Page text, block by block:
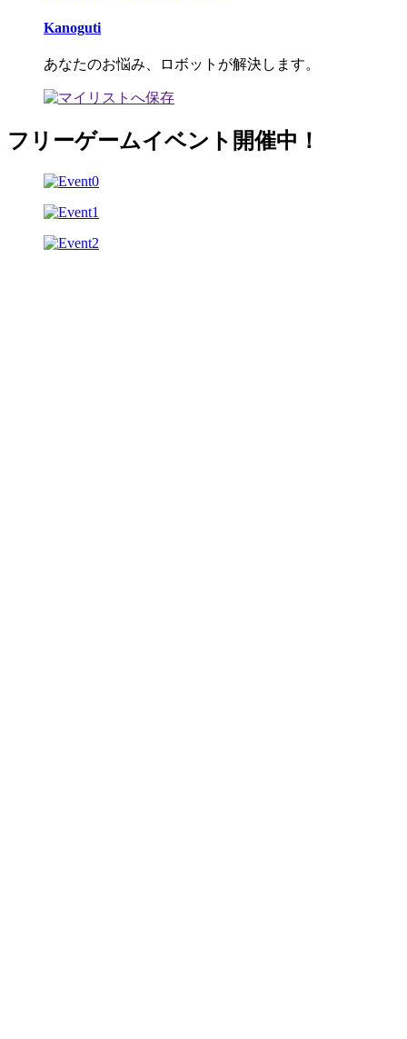
Kanoguti
あなたのお悩み、ロボットが解決します。
フリーゲームイベント開催中！